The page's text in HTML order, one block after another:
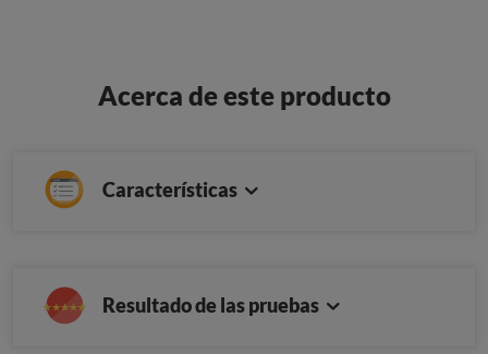
Acerca de este producto
Características
Resultado de las pruebas